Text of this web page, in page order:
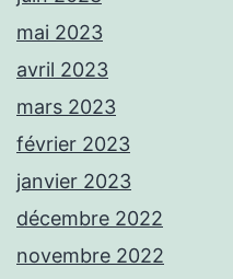
mai 2023
avril 2023
mars 2023
février 2023
janvier 2023
décembre 2022
novembre 2022